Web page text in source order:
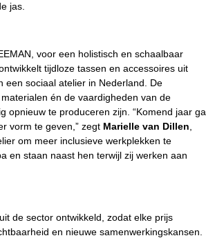
jas.
voor een holistisch en schaalbaar
tijdloze tassen en accessoires uit
een sociaal atelier in Nederland. De
én de vaardigheden van de
opnieuw te produceren zijn. “Komend jaar ga
vorm te geven,” zegt Marielle van Dillen
om meer inclusieve werkplekken te
en staan naast hen terwijl zij werken aan
de sector ontwikkeld, zodat elke prijs
en nieuwe samenwerkingskansen.